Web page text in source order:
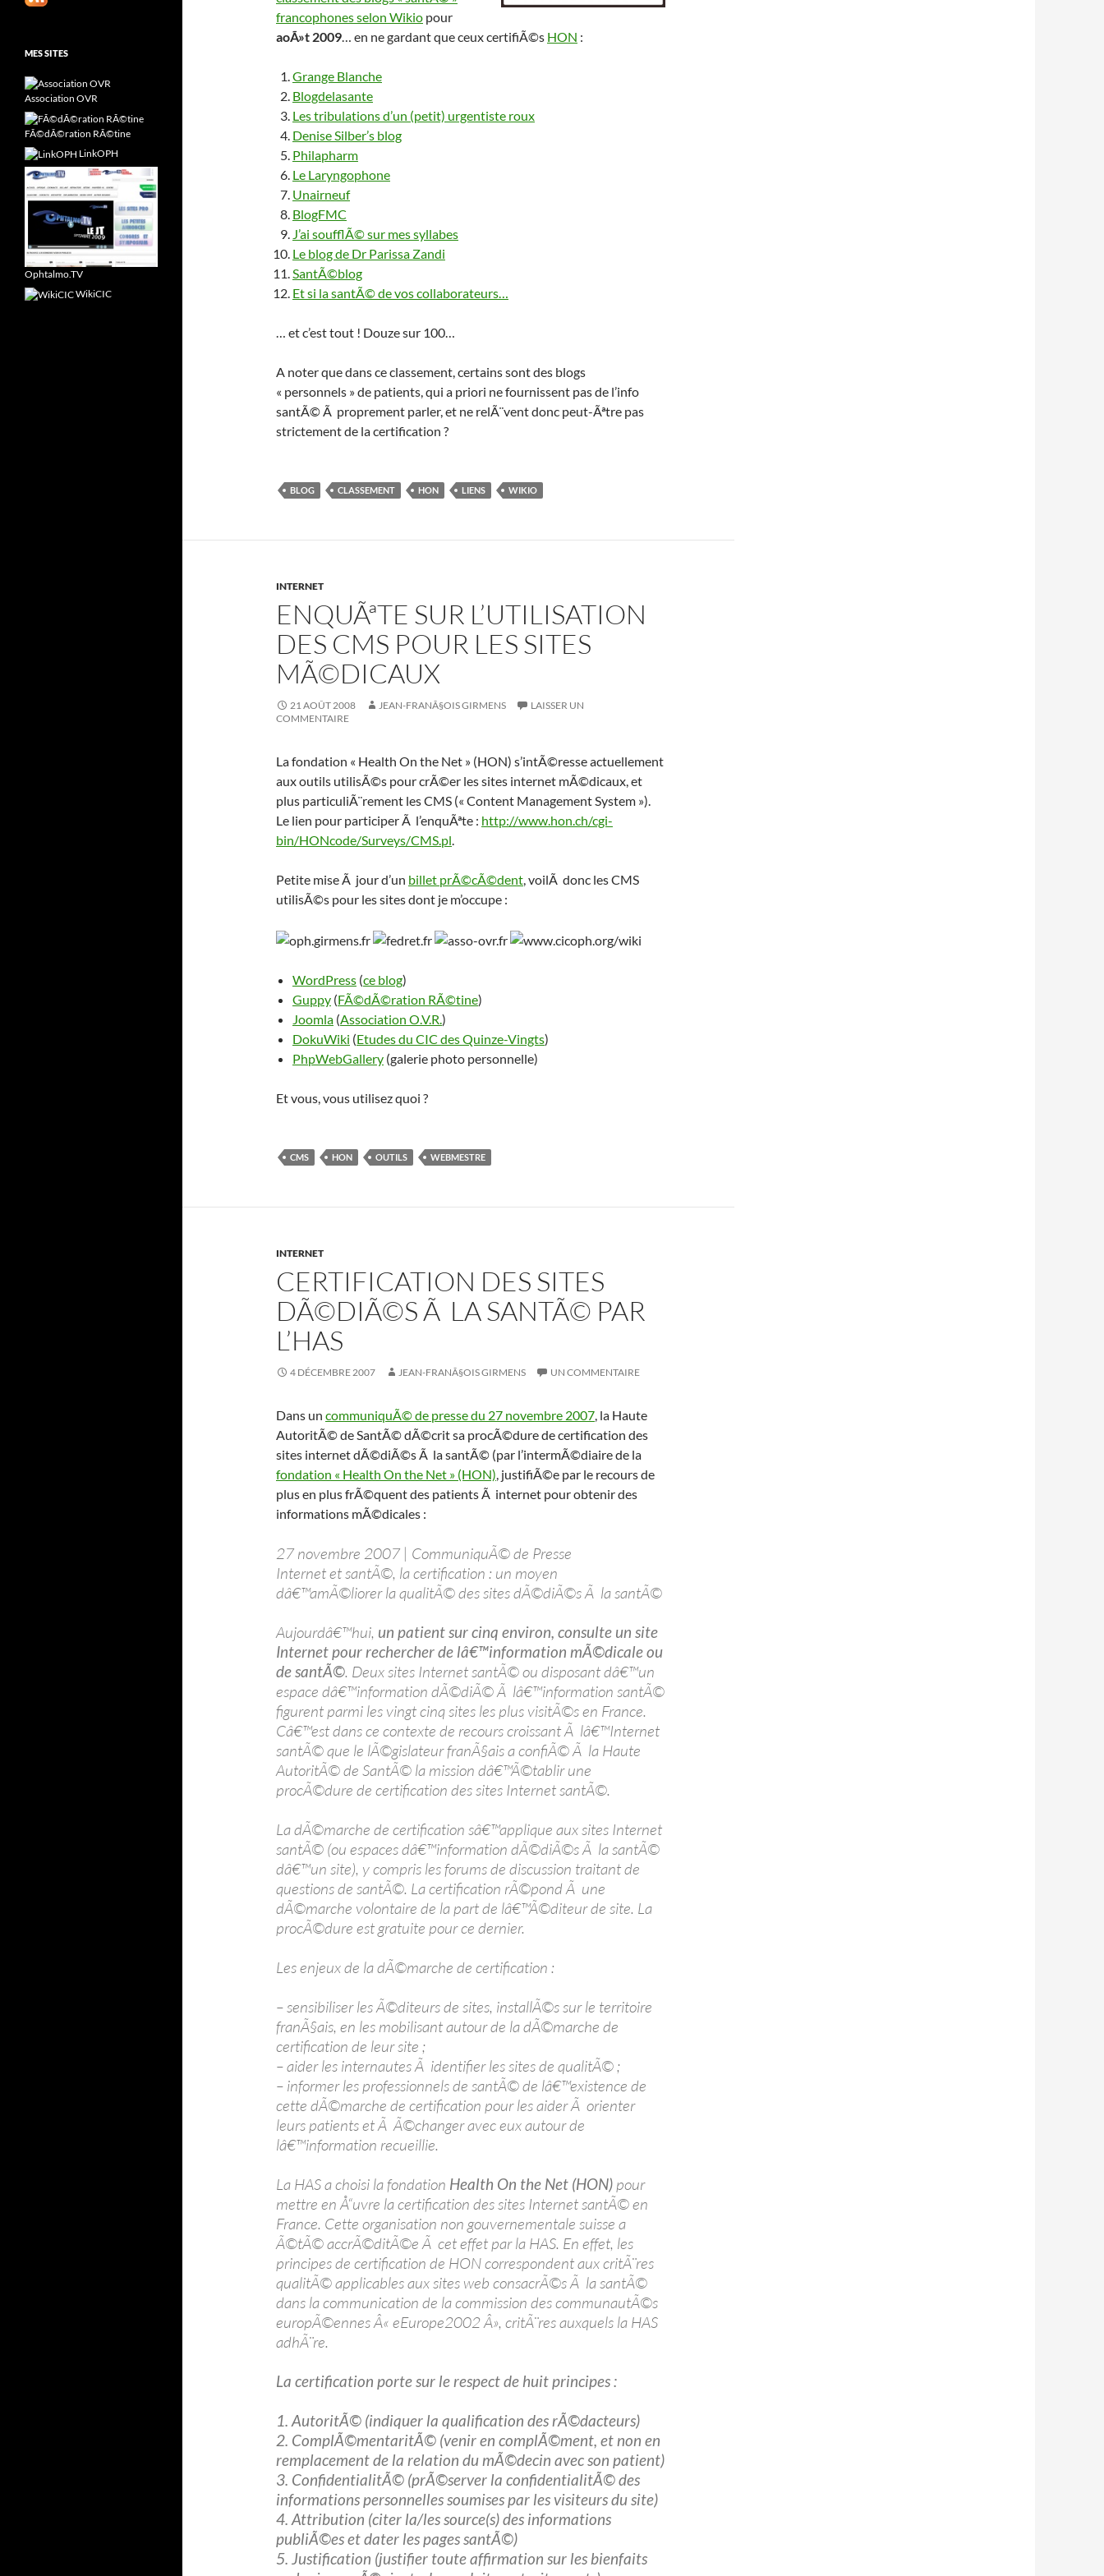
francophones selon Wikio pour
aoÃ»t 2009… en ne gardant que ceux certifiÃ©s HON :
Grange Blanche
Blogdelasante
Les tribulations d’un (petit) urgentiste roux
Denise Silber’s blog
Philapharm
Le Laryngophone
Unairneuf
BlogFMC
J’ai soufflÃ© sur mes syllabes
Le blog de Dr Parissa Zandi
SantÃ©blog
Et si la santÃ© de vos collaborateurs…
… et c’est tout ! Douze sur 100…
A noter que dans ce classement, certains sont des blogs
« personnels » de patients, qui a priori ne fournissent pas de l’info
santÃ© Ã proprement parler, et ne relÃ¨vent donc peut-Ãªtre pas
strictement de la certification ?
BLOG CLASSEMENT HON LIENS WIKIO
INTERNET
ENQUÃªTE SUR L’UTILISATION
DES CMS POUR LES SITES
MÃ©DICAUX
21 AOÛT 2008 JEAN-FRANÃ§OIS GIRMENS
LAISSER UN
COMMENTAIRE
La fondation « Health On the Net » (HON) s’intÃ©resse actuellement
aux outils utilisÃ©s pour crÃ©er les sites internet mÃ©dicaux, et
plus particuliÃ¨rement les CMS (« Content Management System »).
Le lien pour participer Ã l’enquÃªte : http://www.hon.ch/cgi-
bin/HONcode/Surveys/CMS.pl.
Petite mise Ã jour d’un billet prÃ©cÃ©dent, voilÃ donc les CMS
utilisÃ©s pour les sites dont je m’occupe :
WordPress (ce blog)
Guppy (FÃ©dÃ©ration RÃ©tine)
Joomla (Association O.V.R.)
DokuWiki (Etudes du CIC des Quinze-Vingts)
PhpWebGallery (galerie photo personnelle)
Et vous, vous utilisez quoi ?
CMS HON OUTILS WEBMESTRE
INTERNET
CERTIFICATION DES SITES
DÃ©DIÃ©S Ã LA SANTÃ© PAR
L’HAS
4 DÉCEMBRE 2007 JEAN-FRANÃ§OIS GIRMENS UN COMMENTAIRE
Dans un communiquÃ© de presse du 27 novembre 2007, la Haute
AutoritÃ© de SantÃ© dÃ©crit sa procÃ©dure de certification des
sites internet dÃ©diÃ©s Ã la santÃ© (par l’intermÃ©diaire de la
fondation « Health On the Net » (HON), justifiÃ©e par le recours de
plus en plus frÃ©quent des patients Ã internet pour obtenir des
informations mÃ©dicales :
27 novembre 2007 | CommuniquÃ© de Presse
Internet et santÃ©, la certification : un moyen
dâ€™amÃ©liorer la qualitÃ© des sites dÃ©diÃ©s Ã la santÃ©
Aujourdâ€™hui, un patient sur cinq environ, consulte un site
Internet pour rechercher de lâ€™information mÃ©dicale ou
de santÃ©. Deux sites Internet santÃ© ou disposant dâ€™un
espace dâ€™information dÃ©diÃ© Ã lâ€™information santÃ©
figurent parmi les vingt cinq sites les plus visitÃ©s en France.
Câ€™est dans ce contexte de recours croissant Ã lâ€™Internet
santÃ© que le lÃ©gislateur franÃ§ais a confiÃ© Ã la Haute
AutoritÃ© de SantÃ© la mission dâ€™Ã©tablir une
procÃ©dure de certification des sites Internet santÃ©.
La dÃ©marche de certification sâ€™applique aux sites Internet
santÃ© (ou espaces dâ€™information dÃ©diÃ©s Ã la santÃ©
dâ€™un site), y compris les forums de discussion traitant de
questions de santÃ©. La certification rÃ©pond Ã une
dÃ©marche volontaire de la part de lâ€™Ã©diteur de site. La
procÃ©dure est gratuite pour ce dernier.
Les enjeux de la dÃ©marche de certification :
– sensibiliser les Ã©diteurs de sites, installÃ©s sur le territoire
franÃ§ais, en les mobilisant autour de la dÃ©marche de
certification de leur site ;
– aider les internautes Ã identifier les sites de qualitÃ© ;
– informer les professionnels de santÃ© de lâ€™existence de
cette dÃ©marche de certification pour les aider Ã orienter
leurs patients et Ã Ã©changer avec eux autour de
lâ€™information recueillie.
La HAS a choisi la fondation Health On the Net (HON) pour
mettre en Å“uvre la certification des sites Internet santÃ© en
France. Cette organisation non gouvernementale suisse a
Ã©tÃ© accrÃ©ditÃ©e Ã cet effet par la HAS. En effet, les
principes de certification de HON correspondent aux critÃ¨res
qualitÃ© applicables aux sites web consacrÃ©s Ã la santÃ©
dans la communication de la commission des communautÃ©s
europÃ©ennes Â« eEurope2002 Â», critÃ¨res auxquels la HAS
adhÃ¨re.
La certification porte sur le respect de huit principes :
1. AutoritÃ© (indiquer la qualification des rÃ©dacteurs)
2. ComplÃ©mentaritÃ© (venir en complÃ©ment, et non en
remplacement de la relation du mÃ©decin avec son patient)
3. ConfidentialitÃ© (prÃ©server la confidentialitÃ© des
informations personnelles soumises par les visiteurs du site)
4. Attribution (citer la/les source(s) des informations
publiÃ©es et dater les pages santÃ©)
5. Justification (justifier toute affirmation sur les bienfaits
MES SITES
Association OVR
FÃ©dÃ©ration RÃ©tine
LinkOPH
Ophtalmo.TV
WikiCIC